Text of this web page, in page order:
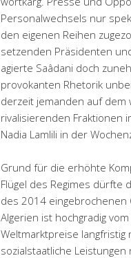
Personalwechsels nur
den eigenen Reihen
setzenden Präsidenten
agierte Saâdani doch
provokanten Rhetorik
derzeit jemanden auf dem
rivalisierenden Fraktionen
Nadia Lamlili in der
Grund für die erhöhte
Flügel des Regimes dürfte
des 2014 eingebrochenen
Algerien ist hochgradig
Weltmarktpreise
sozialstaatliche